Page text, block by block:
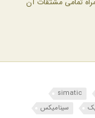
simatic
سینامیکس